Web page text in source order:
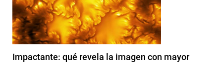
Impactante: qué revela la imagen con mayor